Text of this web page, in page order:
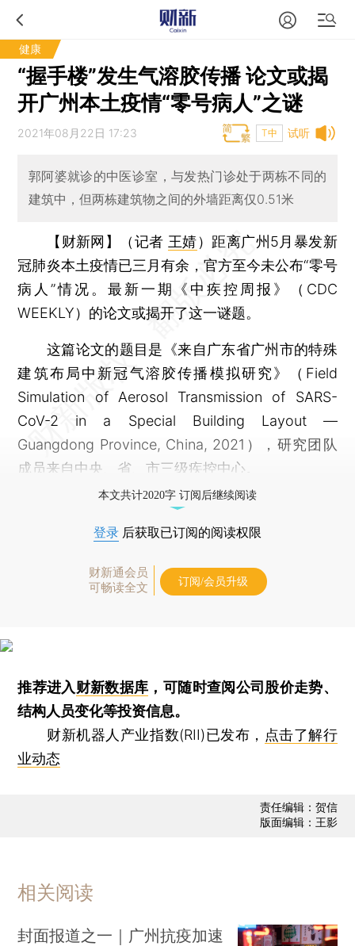
健康
“握手楼”发生气溶胶传播 论文或揭
开广州本土疫情“零号病人”之谜
试听
2021年08月22日 17:23 T中
郭阿婆就诊的中医诊室，与发热门诊处于两栋不同的
建筑中，但两栋建筑物之间的外墙距离仅0.51米
【财新网】（记者 王婧） 距离广州5月暴发新
冠肺炎本土疫情已三月有余，官方至今未公布“零号
病人”情况。最新一期《中疾控周报》（CDC
WEEKLY）的论文或揭开了这一谜题。
这篇论文的题目是《来自广东省广州市的特殊
建筑布局中新冠气溶胶传播模拟研究》（Field
Simulation of Aerosol Transmission of SARS-
CoV-2 in a Special Building Layout —
Guangdong Province, China, 2021），研究团队
成员来自中央、省、市三级疾控中心。
本文共计2020字 订阅后继续阅读
登录 后获取已订阅的阅读权限
财新通会员
可畅读全文
订阅/会员升级
推荐进入财新数据库 ，可随时查阅公司股价走势、
结构人员变化等投资信息。
财新机器人产业指数(RII)已发布， 点击了解行
业动态
责任编辑：贺信
版面编辑：王影
相关阅读
封面报道之一｜广州抗疫加速